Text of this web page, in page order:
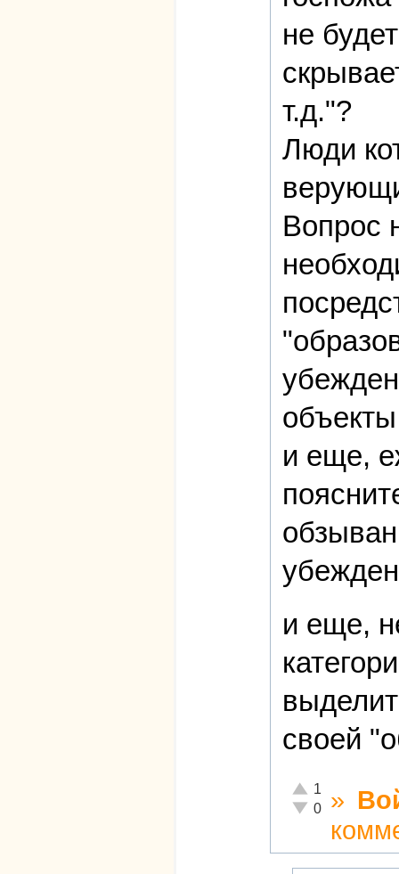
не
т.д."?
Люди
Вопрос
и еще,
и еще,
своей
Отлично!
1
Неадекватно!
0 »